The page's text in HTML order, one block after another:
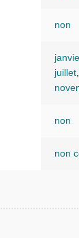
non
juillet,
non
non